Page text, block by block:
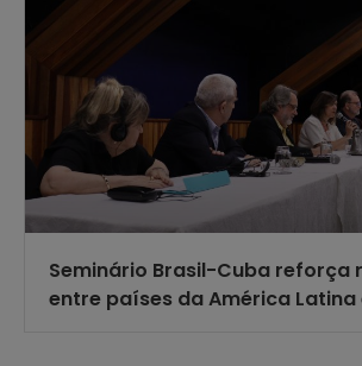
Seminário Brasil-Cuba reforça
entre países da América Latina